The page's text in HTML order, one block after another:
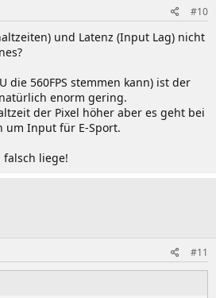
#10
und Latenz (Input Lag) nicht
die 560FPS stemmen kann) ist der
enorm gering.
der Pixel höher aber es geht bei
um Input für E-Sport.
liege!
#11